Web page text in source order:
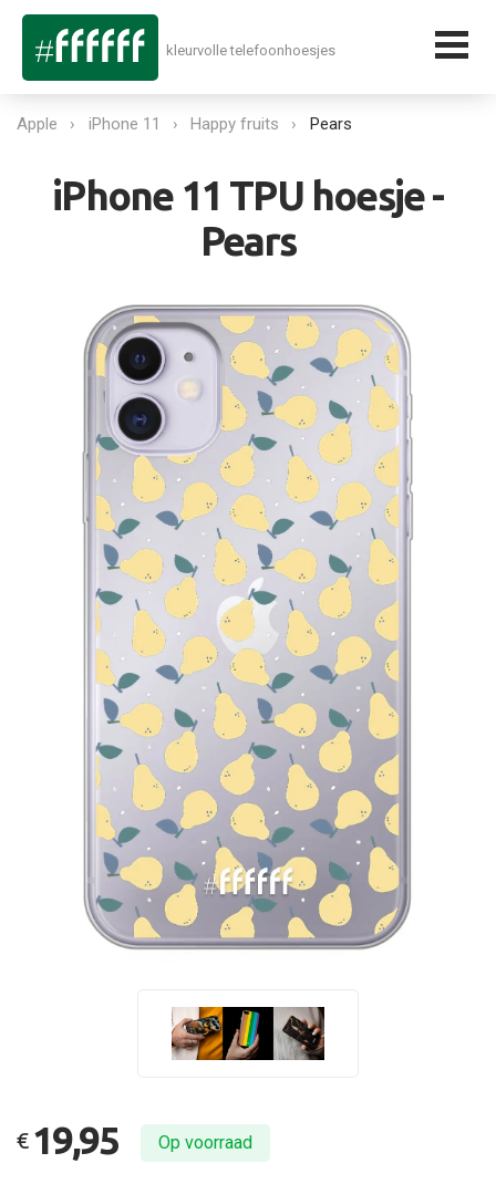
kleurvolle telefoonhoesjes
Apple iPhone 11 Happy fruits Pears
iPhone 11 TPU hoesje -
Pears
€ 19,95 Op voorraad